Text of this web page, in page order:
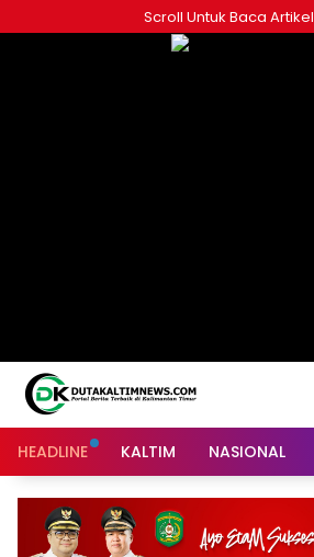
to
Scroll Untuk Baca Artikel
HEADLINE KALTIM NASIONAL